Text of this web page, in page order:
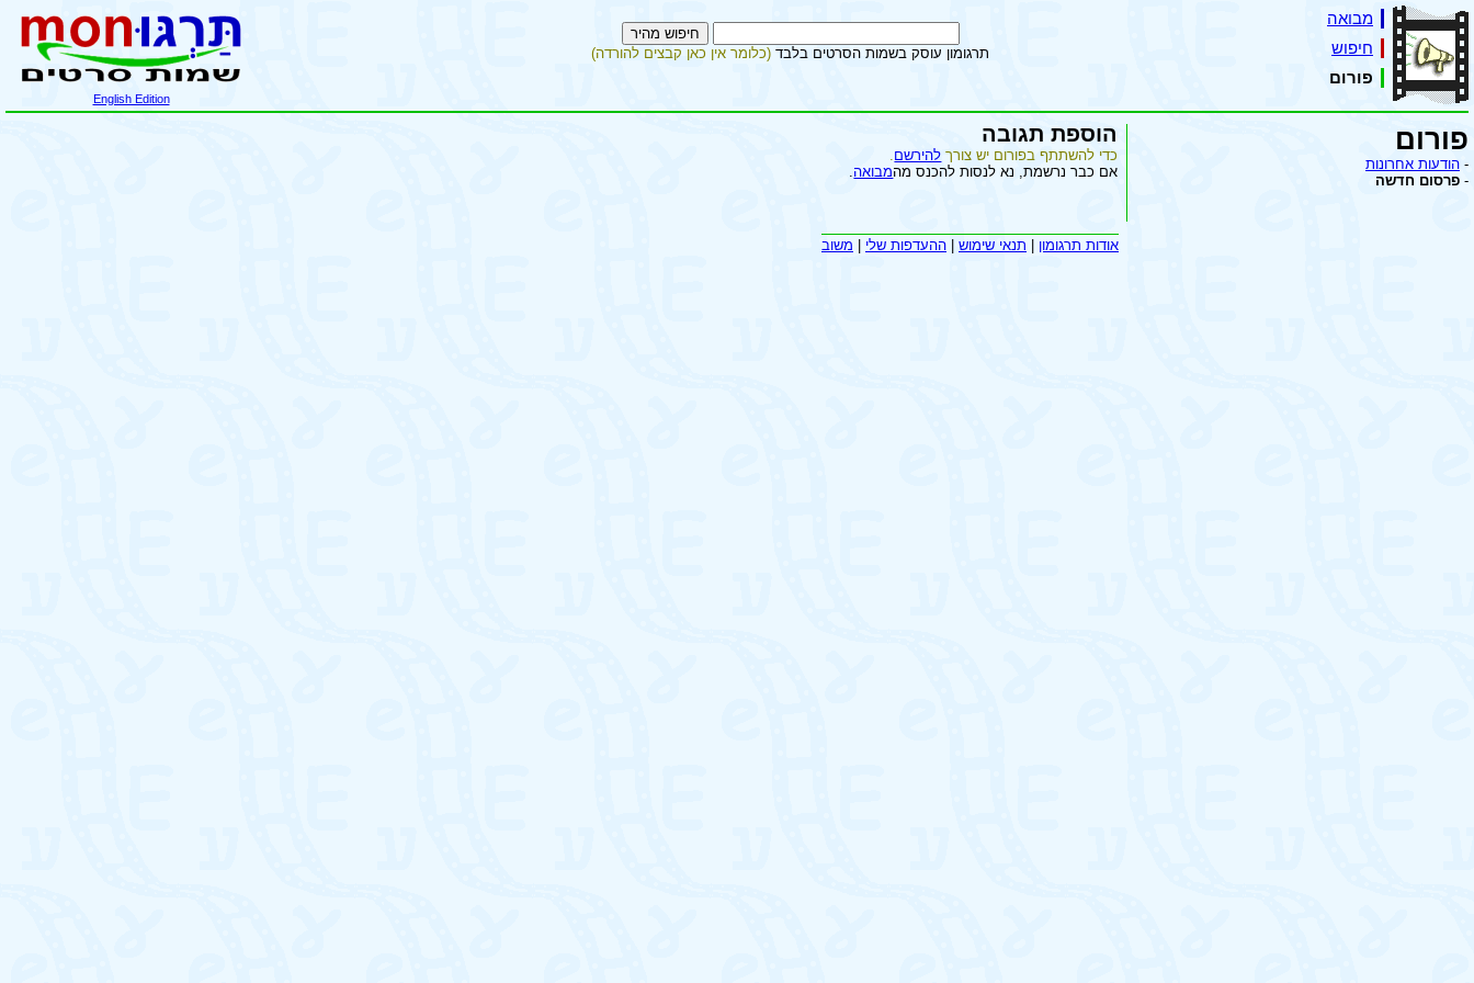
מבואה
חיפוש
פורום
תרגומון עוסק בשמות הסרטים בלבד (כלומר אין כאן קבצים להורדה)
English Edition
פורום
- הודעות אחרונות
- פרסום חדשה
הוספת תגובה
כדי להשתתף בפורום יש צורך להירשם.
אם כבר נרשמת, נא לנסות להכנס מהמבואה.
אודות תרגומון תנאי שימוש ההעדפות שלי משוב